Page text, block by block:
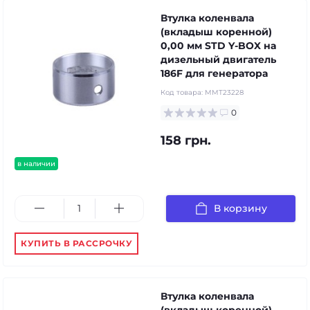
в наличии
Втулка коленвала
(вкладыш коренной)
0,00 мм STD Y-BOX на
дизельный двигатель
186F для генератора
Код товара: MMT23228
0
158 грн.
В корзину
КУПИТЬ В РАССРОЧКУ
Втулка коленвала